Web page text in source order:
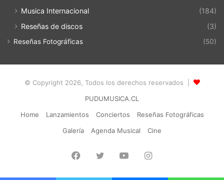
Musica Internacional
(184)
Reseñas de discos
(3)
Reseñas Fotográficas (50)
© Copyright 2026, Todos los derechos reservados |
PUDUMUSICA.CL
Home
Lanzamientos Conciertos
Reseñas Fotográficas
Galería
Agenda Musical Cine
Facebook
TwitterYouTubeInstagram